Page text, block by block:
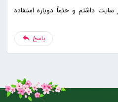
سایت داشتم و حتماً دوباره استفاده
پاسخ